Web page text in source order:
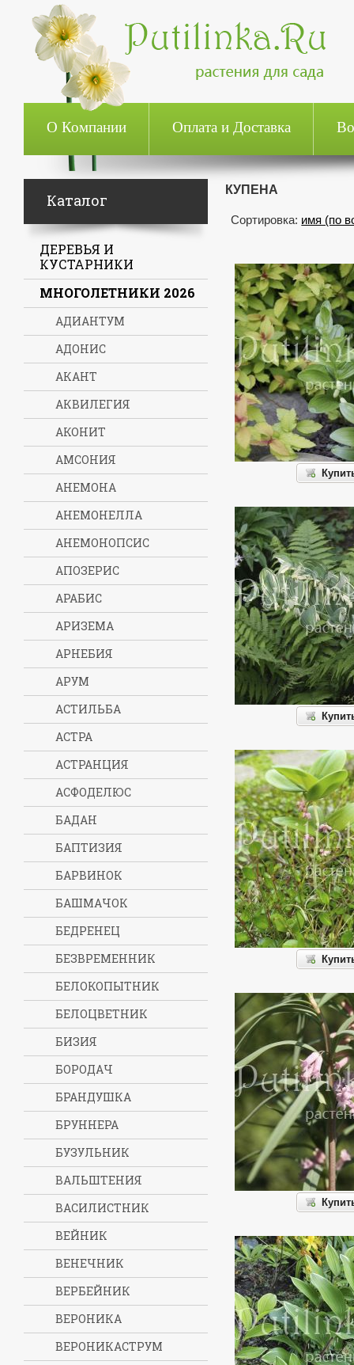
О Компании Оплата и Доставка
КУПЕНА
Сортировка: имя (по
Каталог
ДЕРЕВЬЯ И
КУСТАРНИКИ
МНОГОЛЕТНИКИ 2026
АДИАНТУМ
АДОНИС
АКАНТ
АКВИЛЕГИЯ
АКОНИТ
АМСОНИЯ
АНЕМОНА
АНЕМОНЕЛЛА
АНЕМОНОПСИС
АПОЗЕРИС
АРАБИС
АРИЗЕМА
АРНЕБИЯ
АРУМ
АСТИЛЬБА
АСТРА
АСТРАНЦИЯ
АСФОДЕЛЮС
БАДАН
БАПТИЗИЯ
БАРВИНОК
БАШМАЧОК
БЕДРЕНЕЦ
БЕЗВРЕМЕННИК
БЕЛОКОПЫТНИК
БЕЛОЦВЕТНИК
БИЗИЯ
БОРОДАЧ
БРАНДУШКА
БРУННЕРА
БУЗУЛЬНИК
ВАЛЬШТЕНИЯ
ВАСИЛИСТНИК
ВЕЙНИК
ВЕНЕЧНИК
ВЕРБЕЙНИК
ВЕРОНИКА
ВЕРОНИКАСТРУМ